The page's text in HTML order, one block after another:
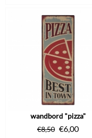
wandbord "pizza"
€8,50 €6,00